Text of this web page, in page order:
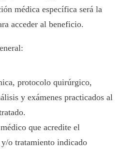
médica específica será la
acceder al beneficio.
protocolo quirúrgico,
y exámenes practicados al
que acredite el
o tratamiento indicado